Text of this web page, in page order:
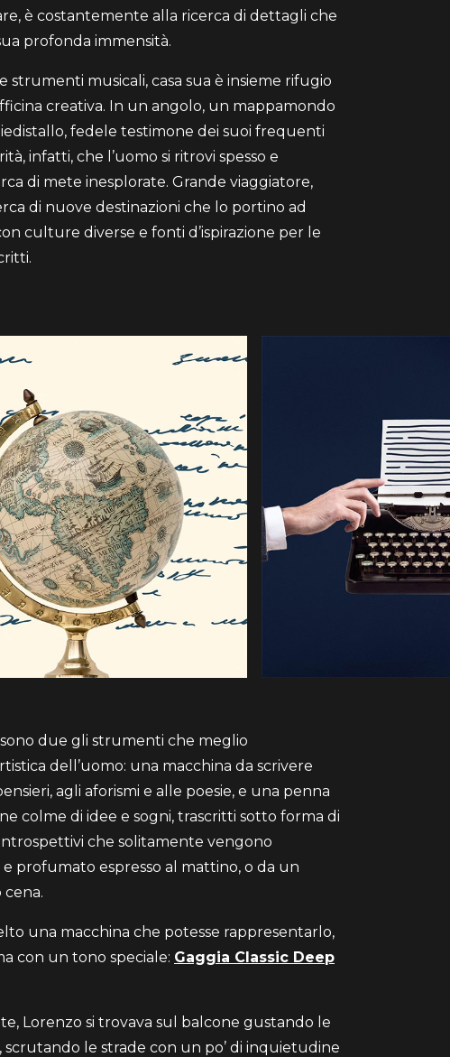
è costantemente alla ricerca di dettagli che
profonda immensità.
strumenti musicali, casa sua è insieme rifugio
creativa. In un angolo, un mappamondo
fedele testimone dei suoi frequenti
infatti, che l’uomo si ritrovi spesso e
di mete inesplorate. Grande viaggiatore,
di nuove destinazioni che lo portino ad
culture diverse e fonti d’ispirazione per le
due gli strumenti che meglio
dell’uomo: una macchina da scrivere
agli aforismi e alle poesie, e una penna
colme di idee e sogni, trascritti sotto forma di
che solitamente vengono
profumato espresso al mattino, o da un
una macchina che potesse rappresentarlo,
con un tono speciale: Gaggia Classic Deep
Lorenzo si trovava sul balcone gustando le
le strade con un po’ di inquietudine